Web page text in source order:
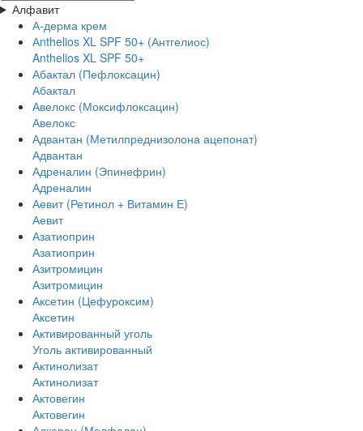
Алфавит
А-дерма крем
Аnthelios XL SPF 50+ (Антгелиос)
Anthelios XL SPF 50+
Абактал (Пефлоксацин)
Абактал
Авелокс (Моксифлоксацин)
Авелокс
Адвантан (Метилпреднизолона ацепонат)
Адвантан
Адреналин (Эпинефрин)
Адреналин
Аевит (Ретинол + Витамин Е)
Аевит
Азатиоприн
Азатиоприн
Азитромицин
Азитромицин
Аксетин (Цефуроксим)
Аксетин
Активированный уголь
Уголь активированный
Актинолизат
Актинолизат
Актовегин
Актовегин